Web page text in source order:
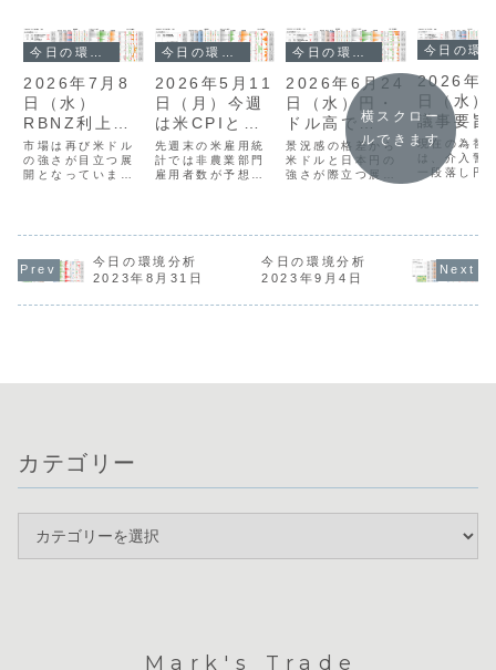
2026年7月8
日（水）
RBNZ利上
げ？AUDに警
戒！
市場は再び米ドル
の強さが目立つ展
開となっていま
ーロやポンドの弱
にEURUSDはスク
イーズから下落の
り、今後の動きに
2026年5月11
日（月）今週
は米CPIと中
東情勢に警
戒！
先週末の米雇用統
計では非農業部門
雇用者数が予想を
懸念後退からドル
た。米ドル円は
156円台で一進一
の市場は「窓開
2026年6月24
日（水）円・
ドル高で
USDJPYは膠
着？！
景況感の格差から
米ドルと日本円の
強さが際立つ展開
ことでドル買いが
優勢となり、円も
れていますが、双
2026年8
日（水）
議事要旨
指標を注
現在の為替
は、介入警
一段落し円
う展開です
相関では円
ロやポンド
横スクロー
ルできます
今日の環境分析
2023年8月31日
今日の環境分析
2023年9月4日
カテゴリー
Mark's Trade